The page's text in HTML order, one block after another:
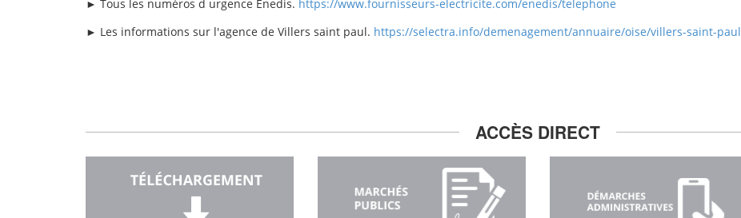
► Tous les numéros d urgence Enedis. https://www.fournisseurs-electricite.com/enedis/telephone
► Les informations sur l'agence de Villers saint paul. https://selectra.info/demenagement/annuaire/oise/villers-saint-paul
ACCÈS DIRECT